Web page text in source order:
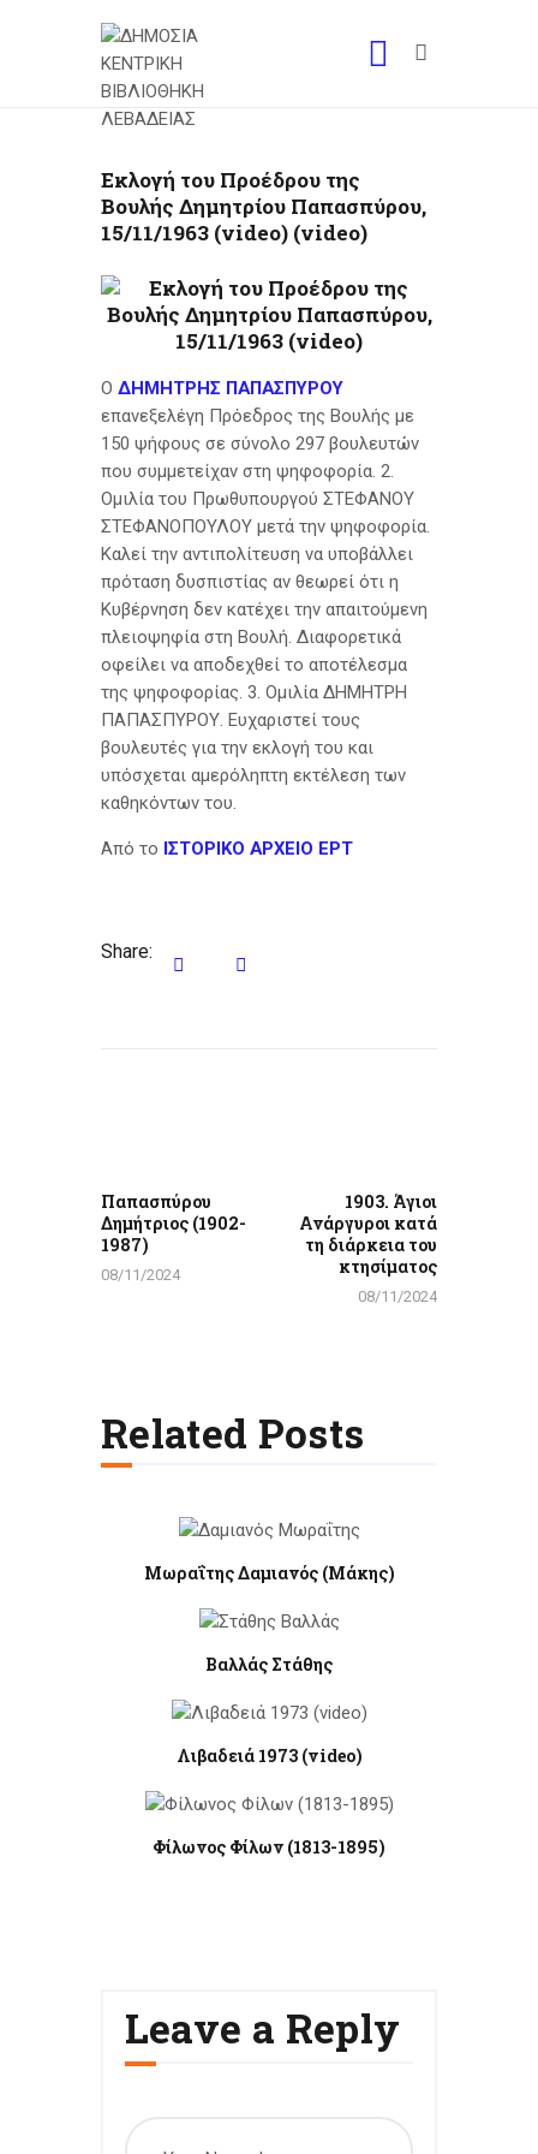
Εκλογή του Προέδρου της
Βουλής Δημητρίου Παπασπύρου,
15/11/1963 (video) (video)
Ο ΔΗΜΗΤΡΗΣ ΠΑΠΑΣΠΥΡΟΥ
επανεξελέγη Πρόεδρος της Βουλής με
150 ψήφους σε σύνολο 297 βουλευτών
που συμμετείχαν στη ψηφοφορία. 2.
Ομιλία του Πρωθυπουργού ΣΤΕΦΑΝΟΥ
ΣΤΕΦΑΝΟΠΟΥΛΟΥ μετά την ψηφοφορία.
Καλεί την αντιπολίτευση να υποβάλλει
πρόταση δυσπιστίας αν θεωρεί ότι η
Κυβέρνηση δεν κατέχει την απαιτούμενη
πλειοψηφία στη Βουλή. Διαφορετικά
οφείλει να αποδεχθεί το αποτέλεσμα
της ψηφοφορίας. 3. Ομιλία ΔΗΜΗΤΡΗ
ΠΑΠΑΣΠΥΡΟΥ. Ευχαριστεί τους
βουλευτές για την εκλογή του και
υπόσχεται αμερόληπτη εκτέλεση των
καθηκόντων του.
Από το ΙΣΤΟΡΙΚΟ ΑΡΧΕΙΟ ΕΡΤ
Share:
Παπασπύρου
Δημήτριος (1902-
1987)
08/11/2024
1903. Άγιοι
Ανάργυροι κατά
τη διάρκεια του
κτησίματος
08/11/2024
Related Posts
Μωραΐτης Δαμιανός (Μάκης)
Βαλλάς Στάθης
Λιβαδειά 1973 (video)
Φίλωνος Φίλων (1813-1895)
Leave a Reply